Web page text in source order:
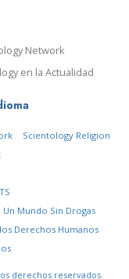
Network
en la Actualidad
Scientology Religion
Un Mundo Sin Drogas
Derechos Humanos
derechos reservados.